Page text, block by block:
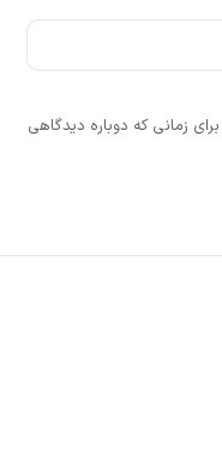
زمانی که دوباره دیدگاهی